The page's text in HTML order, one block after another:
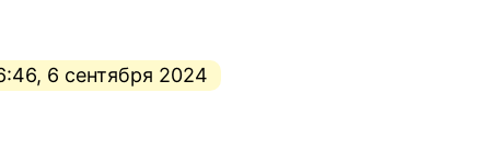
6 сентября 2024